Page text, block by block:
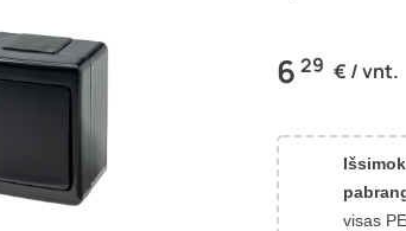
6 29 € / vnt.
visas